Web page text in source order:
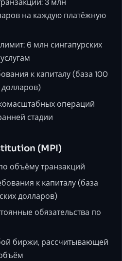
на каждую платёжную
6 млн сингапурских
к капиталу (база 100
операций
стадии
(MPI)
объёму транзакций
к капиталу (база
долларов)
обязательства по
биржи, рассчитывающей